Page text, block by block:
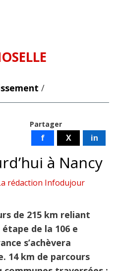
/
Partager
f X in
à Nancy
rédaction Infodujour
de 215 km reliant
de la 106 e
s’achèvera
14 km de parcours